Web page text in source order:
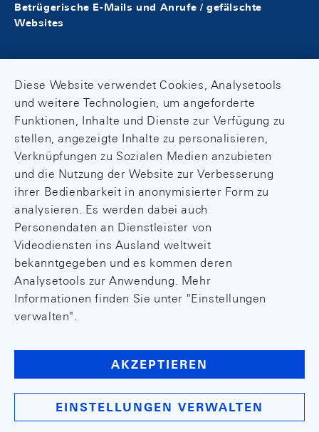
Betrügerische E-Mails und Anrufe / gefälschte
Websites
Diese Website verwendet Cookies, Analysetools
und weitere Technologien, um angeforderte
Funktionen, Inhalte und Dienste zur Verfügung zu
stellen, angezeigte Inhalte zu personalisieren,
Verknüpfungen zu Sozialen Medien anzubieten
und die Nutzung der Website zur Verbesserung
ihrer Bedienbarkeit in anonymisierter Form zu
analysieren. Es werden dabei auch
Personendaten an Dienstleister von
Videodiensten ins Ausland weltweit
bekanntgegeben und es kommen deren
Analysetools zur Anwendung. Mehr
Informationen finden Sie unter "Einstellungen
verwalten".
AKZEPTIEREN
EINSTELLUNGEN VERWALTEN